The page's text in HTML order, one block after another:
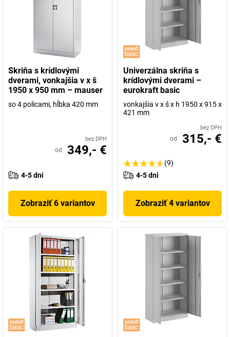
Skriňa s krídlovými
dverami, vonkajšia v x š
1950 x 950 mm – mauser
so 4 policami, hĺbka 420 mm
bez DPH
od 349,- €
4-5 dni
Zobraziť 6 variantov
Univerzálna skriňa s
krídlovými dverami –
eurokraft basic
vonkajšia v x š x h 1950 x 915 x
421 mm
bez DPH
od 315,- €
(9)
4-5 dni
Zobraziť 4 variantov